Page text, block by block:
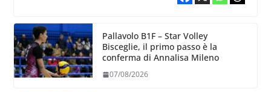
Pallavolo B1F – Star Volley
Bisceglie, il primo passo è la
conferma di Annalisa Mileno
07/08/2026